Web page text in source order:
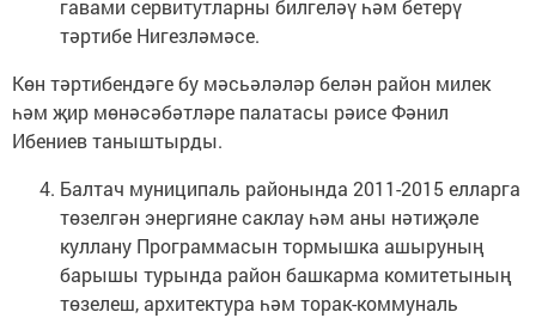
гавами сервитутларны билгеләү һәм бетерү
тәртибе Нигезләмәсе.
Көн тәртибендәге бу мәсьәләләр белән район милек
һәм җир мөнәсәбәтләре палата­сы рәисе Фәнил
Ибениев таныштырды.
Балтач муниципаль районында 2011-2015 елларга
төзелгән энергияне саклау һәм аны нәтиҗәле
куллану Программасын тормышка ашыруның
барышы турында район башкарма комитетының
төзелеш, архитектура һәм торак-коммуналь